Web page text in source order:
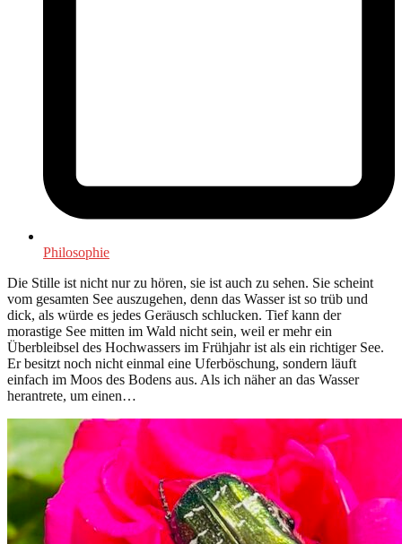
Philosophie
Die Stille ist nicht nur zu hören, sie ist auch zu sehen. Sie scheint
vom gesamten See auszugehen, denn das Wasser ist so trüb und
dick, als würde es jedes Geräusch schlucken. Tief kann der
morastige See mitten im Wald nicht sein, weil er mehr ein
Überbleibsel des Hochwassers im Frühjahr ist als ein richtiger See.
Er besitzt noch nicht einmal eine Uferböschung, sondern läuft
einfach im Moos des Bodens aus. Als ich näher an das Wasser
herantrete, um einen…